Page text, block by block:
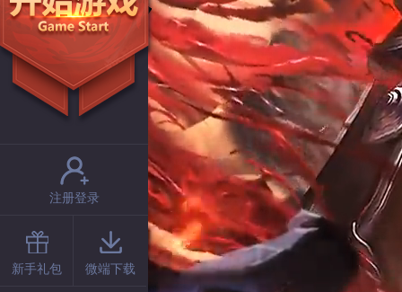
注册登录
新手礼包 微端下载